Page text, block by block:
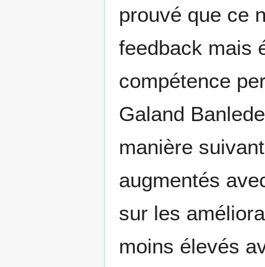
prouvé que ce
feedback mais
compétence
Galand
manière
augmentés
sur les
moins élevés